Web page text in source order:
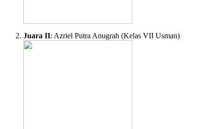
Juara II: Azriel Putra Anugrah (Kelas VII Usman)